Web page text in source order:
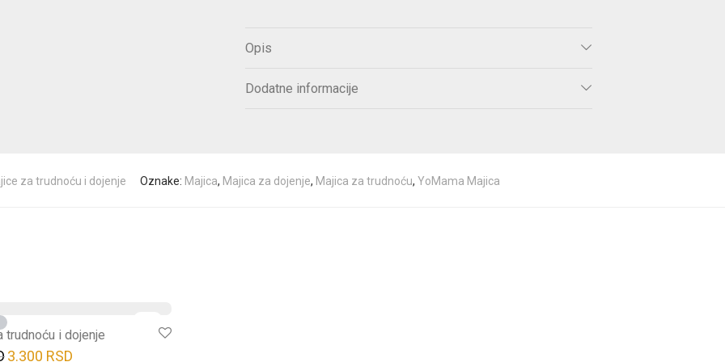
Opis
Dodatne informacije
za trudnoću i dojenje Oznake: Majica, Majica za dojenje, Majica za trudnoću, YoMama Majica
trudnoću i dojenje
Prvobitna cena je bila: 3.600 RSD.
3.300 RSD